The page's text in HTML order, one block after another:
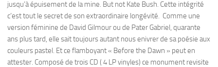
jusqu’à épuisement de la mine. But not Kate Bush. Cette intégrité
c’est tout le secret de son extraordinaire longévité. Comme une
version féminine de David Gilmour ou de Pater Gabriel, quarante
ans plus tard, elle sait toujours autant nous enivrer de sa poésie aux
couleurs pastel. Et ce flamboyant « Before the Dawn » peut en
attester. Composé de trois CD ( 4 LP vinyles) ce monument revisite